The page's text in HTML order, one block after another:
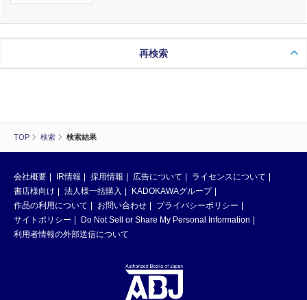
TOP 検索 検索結果
再検索
会社概要 IR情報 採用情報 広告について
ライセンスについて
書店様向け
法人様一括購入
KADOKAWAグループ
作品の利用について
お問い合わせ
プライバシーポリシー
サイトポリシー
Do Not Sell or Share My Personal Information
利用者情報の外部送信について